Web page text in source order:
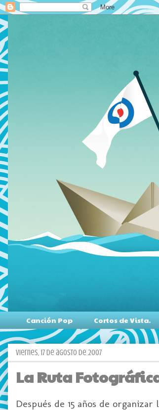
Canción Pop Cortos de Vista.
viernes, 17 de agosto de 2007
La Ruta
Después de 15 años de